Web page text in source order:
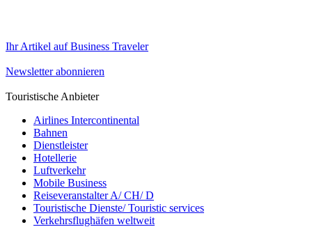
Ihr Artikel auf Business Traveler
Newsletter abonnieren
Touristische Anbieter
Airlines Intercontinental
Bahnen
Dienstleister
Hotellerie
Luftverkehr
Mobile Business
Reiseveranstalter A/ CH/ D
Touristische Dienste/ Touristic services
Verkehrsflughäfen weltweit